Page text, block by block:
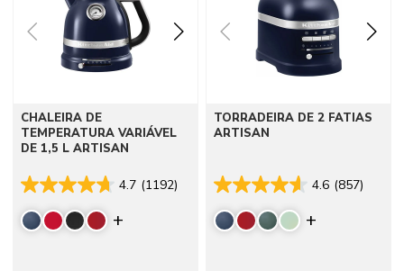
CHALEIRA DE
TEMPERATURA VARIÁVEL
DE 1,5 L ARTISAN
4.7 (1192)
Display more colors
TORRADEIRA DE 2 FATIAS
ARTISAN
4.6 (857)
Display